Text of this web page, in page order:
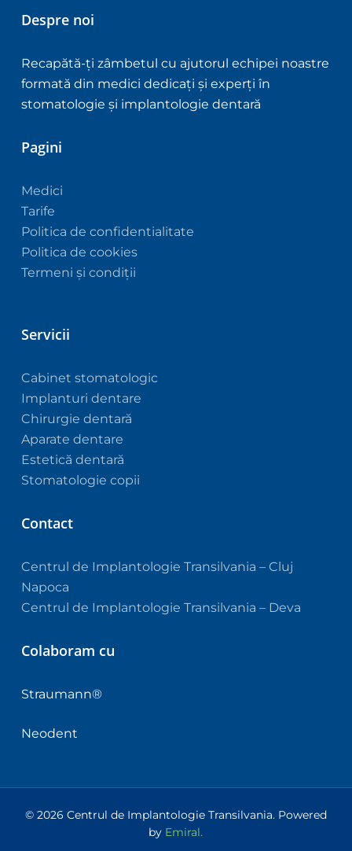
Despre noi
Recapătă-ți zâmbetul cu ajutorul echipei noastre
formată din medici dedicați și experți în
stomatologie și implantologie dentară
Pagini
Medici
Tarife
Politica de confidentialitate
Politica de cookies
Termeni și condiții
Servicii
Cabinet stomatologic
Implanturi dentare
Chirurgie dentară
Aparate dentare
Estetică dentară
Stomatologie copii
Contact
Centrul de Implantologie Transilvania – Cluj
Napoca
Centrul de Implantologie Transilvania – Deva
Colaboram cu
Straumann®
Neodent
© 2026 Centrul de Implantologie Transilvania. Powered
by Emiral.